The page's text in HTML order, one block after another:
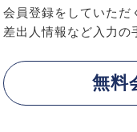
会員登録をしていただ
差出人情報など入力の